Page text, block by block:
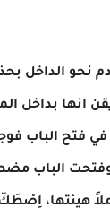
نحو الداخل
انها بداخل
فتح الباب
الباب
هيئتها،